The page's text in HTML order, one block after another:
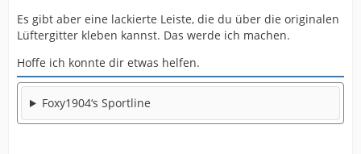
Es gibt aber eine lackierte Leiste, die du über die originalen
Lüftergitter kleben kannst. Das werde ich machen.
Hoffe ich konnte dir etwas helfen.
Foxy1904‘s Sportline